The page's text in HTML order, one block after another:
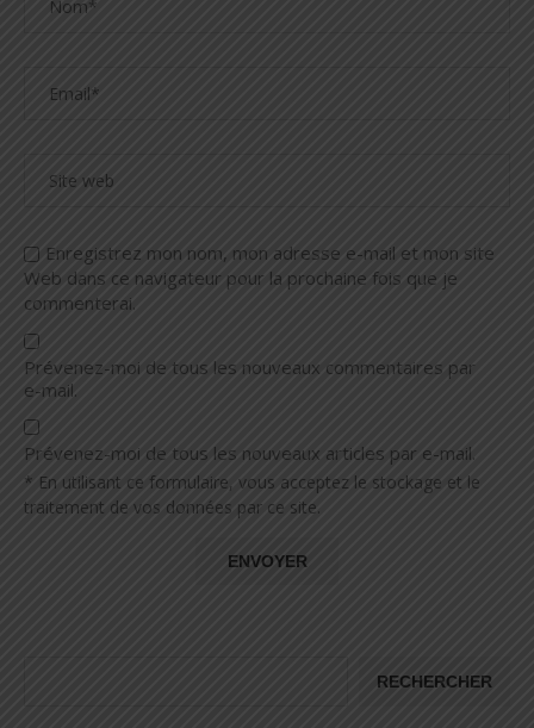
Enregistrez mon nom, mon adresse e-mail et mon site
Web dans ce navigateur pour la prochaine fois que je
commenterai.
Prévenez-moi de tous les nouveaux commentaires par
e-mail.
Prévenez-moi de tous les nouveaux articles par e-mail.
* En utilisant ce formulaire, vous acceptez le stockage et le
traitement de vos données par ce site.
RECHERCHER